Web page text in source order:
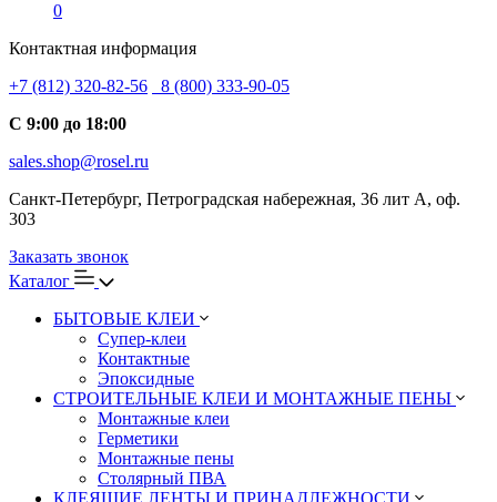
0
Контактная информация
+7 (812) 320-82-56
8 (800) 333-90-05
С 9:00 до 18:00
sales.shop@rosel.ru
Санкт-Петербург, Петроградская набережная, 36 лит А, оф.
303
Заказать звонок
Каталог
БЫТОВЫЕ КЛЕИ
Супер-клеи
Контактные
Эпоксидные
СТРОИТЕЛЬНЫЕ КЛЕИ И МОНТАЖНЫЕ ПЕНЫ
Монтажные клеи
Герметики
Монтажные пены
Столярный ПВА